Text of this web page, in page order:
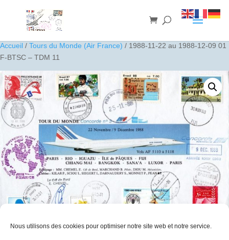
Nous utilisons des cookies pour optimiser notre site web et notre service.
Accueil / Tours du Monde (Air France) / 1988-11-22 au 1988-12-09 01
F-BTSC – TDM 11